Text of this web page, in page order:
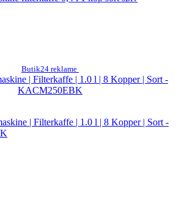
Butik24 reklame
| Filterkaffe | 1.0 l | 8 Kopper | Sort -